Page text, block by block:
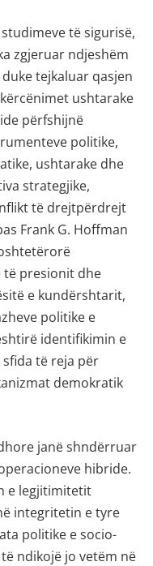
të sigurisë,
zgjeruar ndjeshëm
tejkaluar qasjen
ushtarake
përfshijnë
politike,
ushtarake dhe
strategjike,
të drejtpërdrejt
Frank G. Hoffman
presionit dhe
e kundërshtarit,
politike e
identifikimin e
të reja për
demokratik
janë shndërruar
hibride.
e legjitimitetit
integritetin e tyre
politike e socio-
ndikojë jo vetëm në